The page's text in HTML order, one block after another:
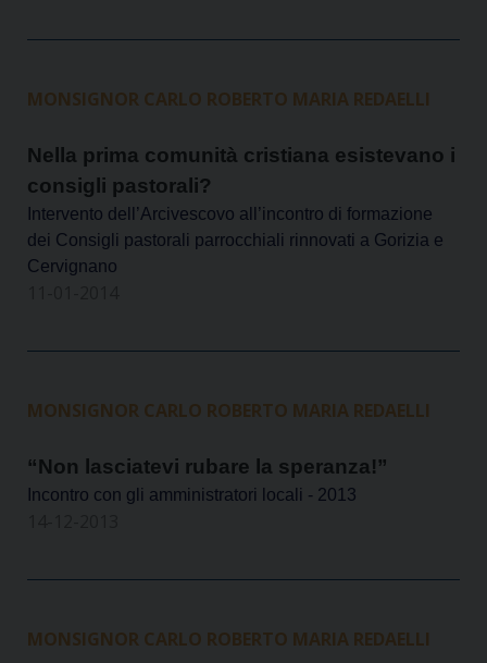
MONSIGNOR CARLO ROBERTO MARIA REDAELLI
Nella prima comunità cristiana esistevano i
consigli pastorali?
Intervento dell’Arcivescovo all’incontro di formazione
dei Consigli pastorali parrocchiali rinnovati a Gorizia e
Cervignano
MONSIGNOR CARLO ROBERTO MARIA REDAELLI
“Non lasciatevi rubare la speranza!”
Incontro con gli amministratori locali - 2013
MONSIGNOR CARLO ROBERTO MARIA REDAELLI